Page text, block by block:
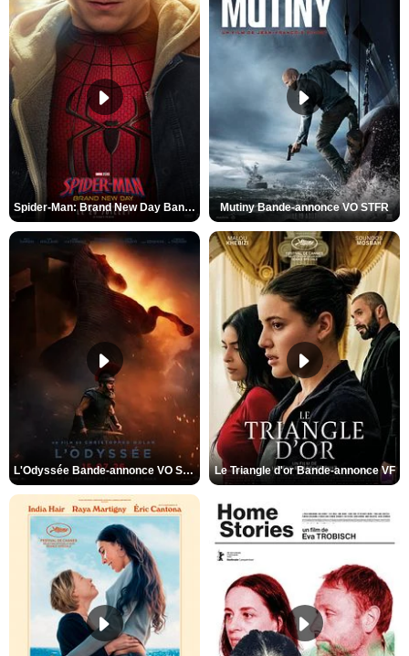
Spider-Man: Brand New Day Bande-annonce VO STFR Mutiny Bande-annonce VO STFR
L'Odyssée Bande-annonce VO STFR Le Triangle d'or Bande-annonce VF